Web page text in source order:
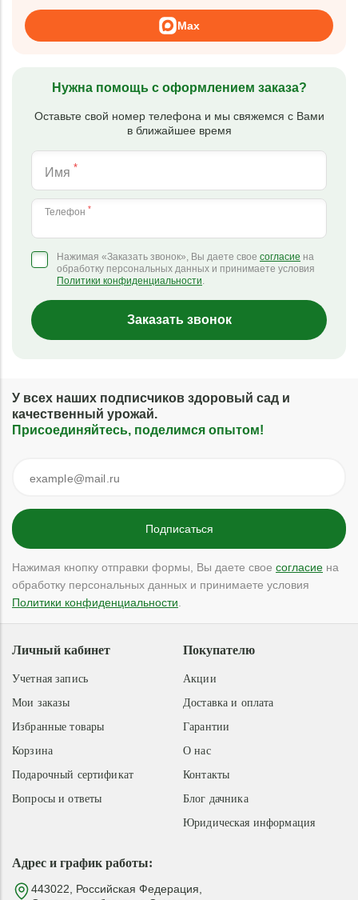
Max
Нужна помощь с оформлением заказа?
Оставьте свой номер телефона и мы свяжемся с Вами
в ближайшее время
Имя *
Телефон *
Нажимая «Заказать звонок», Вы даете свое согласие на
обработку персональных данных и принимаете условия
Политики конфиденциальности.
Заказать звонок
У всех наших подписчиков здоровый сад и
качественный урожай.
Присоединяйтесь, поделимся опытом!
Нажимая кнопку отправки формы, Вы даете свое согласие на
обработку персональных данных и принимаете условия
Политики конфиденциальности
Адрес и график работы:
443022, Российская Федерация,
Покупателю
Акции
Доставка и оплата
Гарантии
О нас
Контакты
Блог дачника
Юридическая информация
Личный кабинет
Учетная запись
Мои заказы
Избранные товары
Корзина
Подарочный сертификат
Вопросы и ответы